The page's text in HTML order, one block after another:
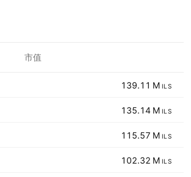
市值
‪‪139.11 M‬‬ ILS
‪‪135.14 M‬‬ ILS
‪‪115.57 M‬‬ ILS
‪‪102.32 M‬‬ ILS